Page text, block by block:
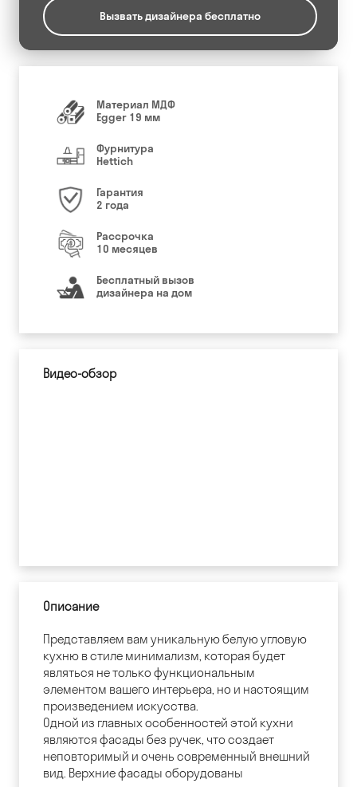
Вызвать дизайнера бесплатно
Материал МДФ
Egger 19 мм
Фурнитура
Hettich
Гарантия
2 года
Рассрочка
10 месяцев
Бесплатный вызов
дизайнера на дом
Видео-обзор
Описание
Представляем вам уникальную белую угловую
кухню в стиле минимализм, которая будет
являться не только функциональным
элементом вашего интерьера, но и настоящим
произведением искусства.
Одной из главных особенностей этой кухни
являются фасады без ручек, что создает
неповторимый и очень современный внешний
вид. Верхние фасады оборудованы